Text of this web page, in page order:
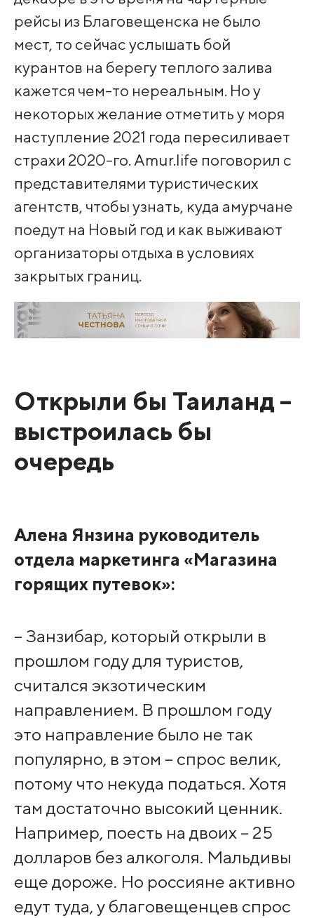
рейсы из Благовещенска не было
мест, то сейчас услышать бой
курантов на берегу теплого залива
кажется чем-то нереальным. Но у
некоторых желание отметить у моря
наступление 2021 года пересиливает
страхи 2020-го. Amur.life поговорил с
представителями туристических
агентств, чтобы узнать, куда амурчане
поедут на Новый год и как выживают
организаторы отдыха в условиях
закрытых границ.
Открыли бы Таиланд –
выстроилась бы
очередь
Алена Янзина руководитель
отдела маркетинга «Магазина
горящих путевок»:
– Занзибар, который открыли в
прошлом году для туристов,
считался экзотическим
направлением. В прошлом году
это направление было не так
популярно, в этом – спрос велик,
потому что некуда податься. Хотя
там достаточно высокий ценник.
Например, поесть на двоих – 25
долларов без алкоголя. Мальдивы
еще дороже. Но россияне активно
едут туда, у благовещенцев спрос